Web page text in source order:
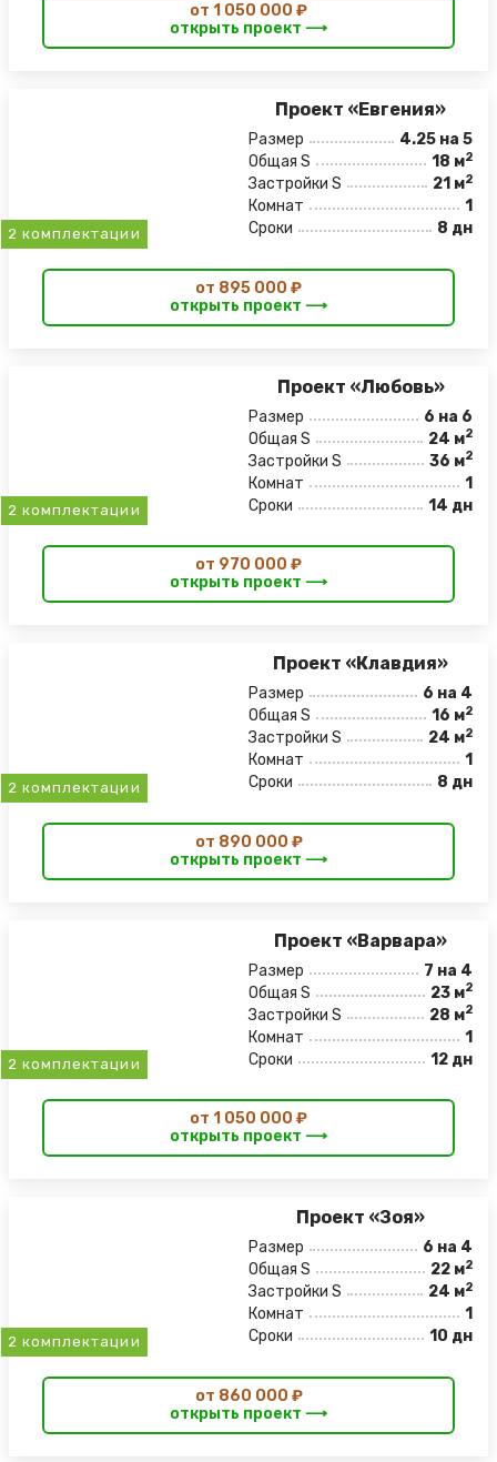
от 1 050 000 ₽
открыть проект ⟶
2 комплектации
Проект «Евгения»
Размер
4.25 на 5
Общая S
18 м2
Застройки S 21 м2
Комнат
1
Сроки
8 дн
от 895 000 ₽
открыть проект ⟶
2 комплектации
Проект «Любовь»
Размер
6 на 6
Общая S
24 м2
Застройки S 36 м2
Комнат
1
Сроки
14 дн
от 970 000 ₽
открыть проект ⟶
2 комплектации
Проект «Клавдия»
Размер
6 на 4
Общая S
16 м2
Застройки S 24 м2
Комнат
1
Сроки
8 дн
от 890 000 ₽
открыть проект ⟶
2 комплектации
Проект «Варвара»
Размер
7 на 4
Общая S
23 м2
Застройки S 28 м2
Комнат
1
Сроки
12 дн
от 1 050 000 ₽
открыть проект ⟶
2 комплектации
Проект «Зоя»
Размер
6 на 4
Общая S
22 м2
Застройки S 24 м2
Комнат
1
Сроки
10 дн
от 860 000 ₽
открыть проект ⟶